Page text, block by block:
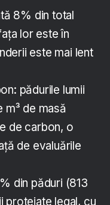
8% din total
lor este în
este mai lent
pădurile lumii
de masă
de carbon, o
de evaluările
din păduri (813
protejate legal, cu